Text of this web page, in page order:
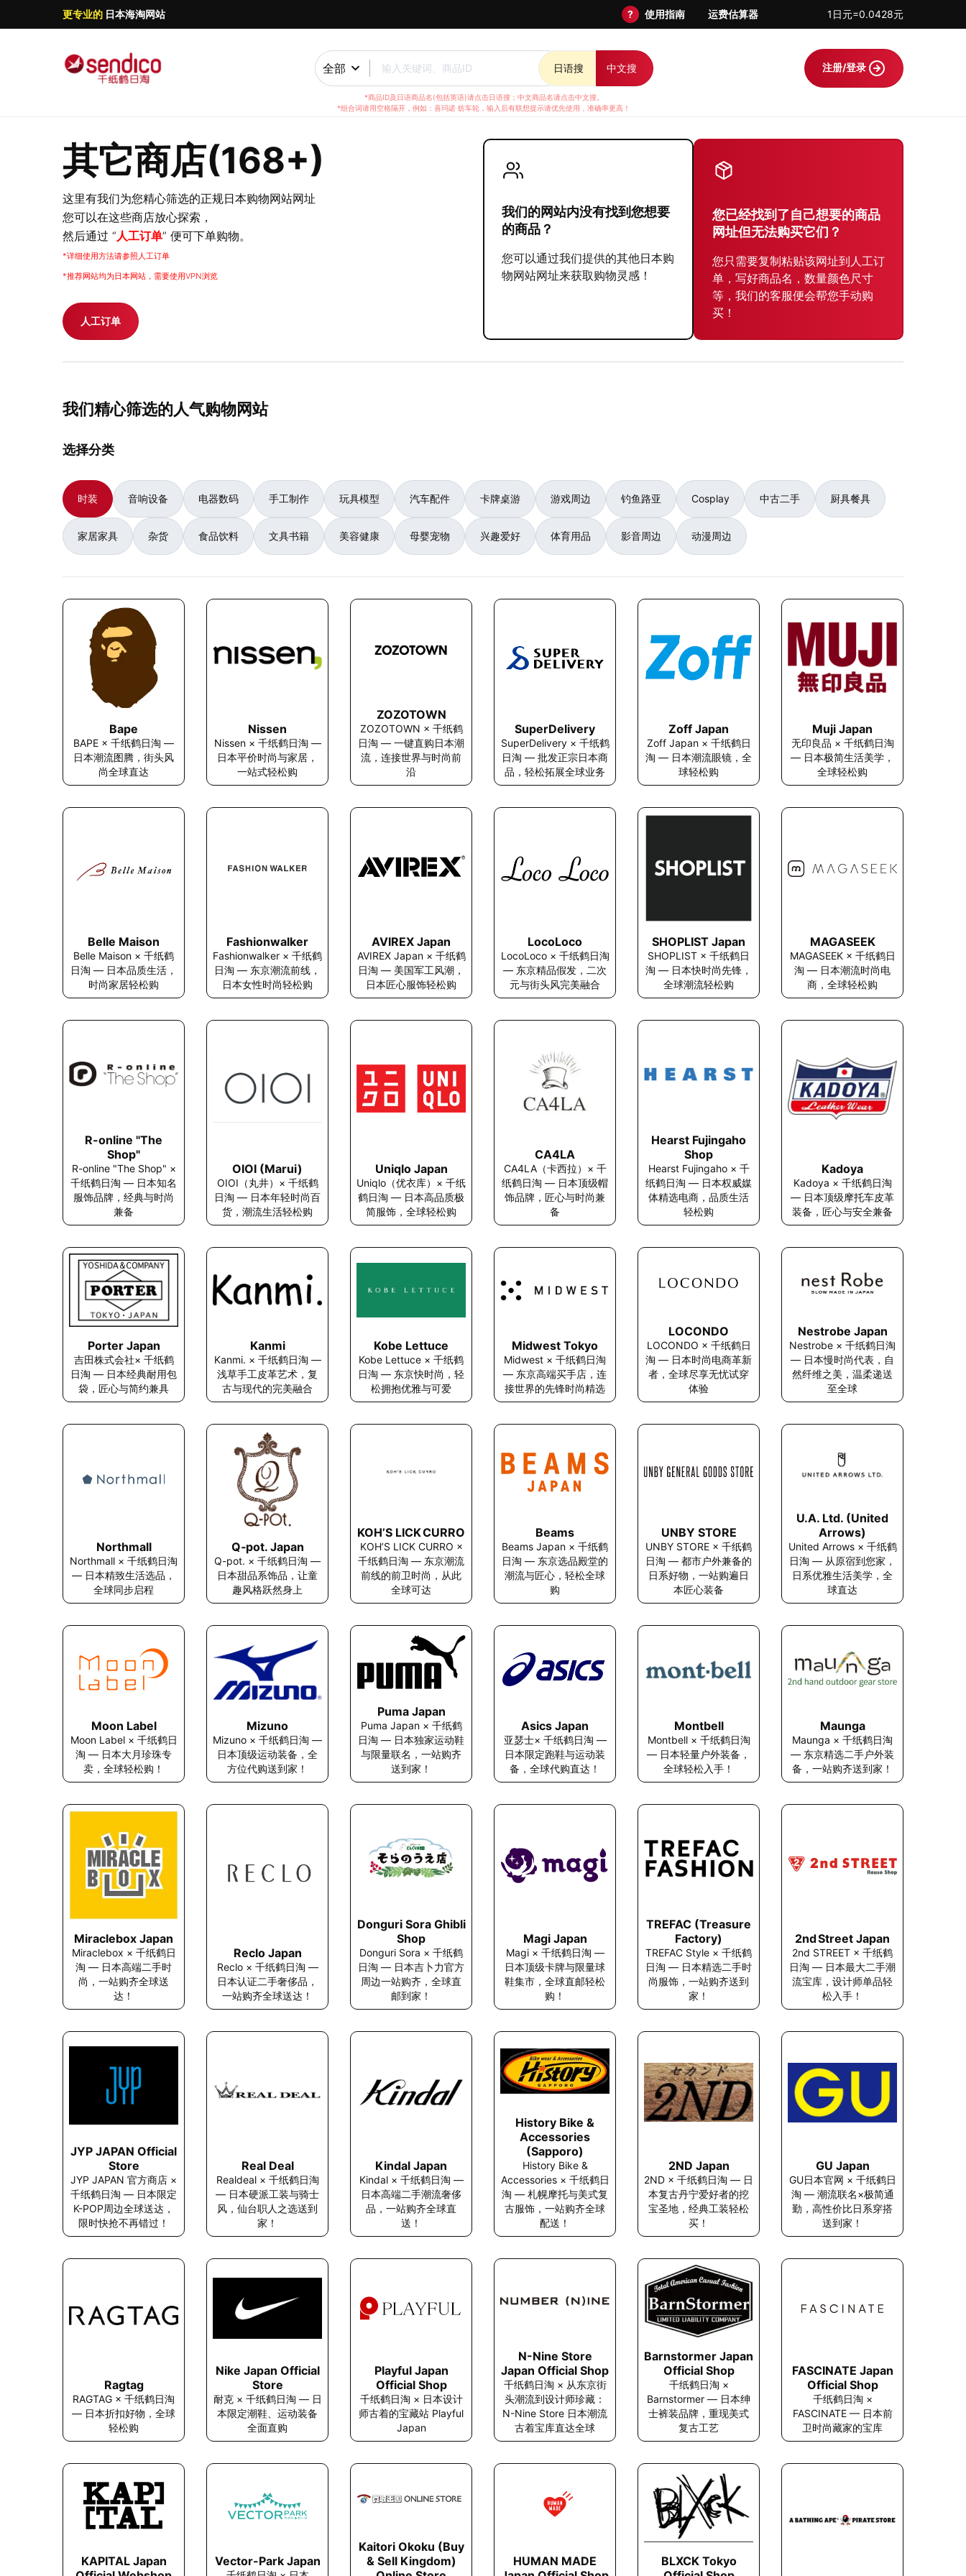
更专业的 日本海淘网站 ? 使用指南 运费估算器 1日元=0.0428元
全部 输入关键词、商品ID 日语搜 中文搜
*商品ID及日语商品名(包括英语)请点击日语搜；中文商品名请点击中文搜。
*组合词请用空格隔开，例如：喜玛诺 纺车轮，输入后有联想提示请优先使用，准确率更高！
注册/登录
其它商店(168+)
这里有我们为您精心筛选的正规日本购物网站网址
您可以在这些商店放心探索，
然后通过 “人工订单” 便可下单购物。
*详细使用方法请参照人工订单
*推荐网站均为日本网站，需要使用VPN浏览
人工订单
我们的网站内没有找到您想要
的商品？
您可以通过我们提供的其他日本购
物网站网址来获取购物灵感！
您已经找到了自己想要的商品
网址但无法购买它们？
您只需要复制粘贴该网址到人工订
单，写好商品名，数量颜色尺寸
等，我们的客服便会帮您手动购
买！
我们精心筛选的人气购物网站
选择分类
时装 音响设备 电器数码 手工制作 玩具模型 汽车配件 卡牌桌游 游戏周边 钓鱼路亚 Cosplay 中古二手 厨具餐具
家居家具 杂货 食品饮料 文具书籍 美容健康 母婴宠物 兴趣爱好 体育用品 影音周边 动漫周边
Bape
BAPE × 千纸鹤日淘 —
日本潮流图腾，街头风
尚全球直达
Nissen
Nissen × 千纸鹤日淘 —
日本平价时尚与家居，
一站式轻松购
ZOZOTOWN
ZOZOTOWN × 千纸鹤
日淘 — 一键直购日本潮
流，连接世界与时尚前
沿
SuperDelivery
SuperDelivery × 千纸鹤
日淘 — 批发正宗日本商
品，轻松拓展全球业务
Zoff Japan
Zoff Japan × 千纸鹤日
淘 — 日本潮流眼镜，全
球轻松购
Muji Japan
无印良品 × 千纸鹤日淘
— 日本极简生活美学，
全球轻松购
Belle Maison
Belle Maison × 千纸鹤
日淘 — 日本品质生活，
时尚家居轻松购
Fashionwalker
Fashionwalker × 千纸鹤
日淘 — 东京潮流前线，
日本女性时尚轻松购
AVIREX Japan
AVIREX Japan × 千纸鹤
日淘 — 美国军工风潮，
日本匠心服饰轻松购
LocoLoco
LocoLoco × 千纸鹤日淘
— 东京精品假发，二次
元与街头风完美融合
SHOPLIST Japan
SHOPLIST × 千纸鹤日
淘 — 日本快时尚先锋，
全球潮流轻松购
MAGASEEK
MAGASEEK × 千纸鹤日
淘 — 日本潮流时尚电
商，全球轻松购
R-online "The
Shop"
R-online "The Shop" ×
千纸鹤日淘 — 日本知名
服饰品牌，经典与时尚
兼备
OIOI (Marui)
OIOI（丸井）× 千纸鹤
日淘 — 日本年轻时尚百
货，潮流生活轻松购
Uniqlo Japan
Uniqlo（优衣库）× 千纸
鹤日淘 — 日本高品质极
简服饰，全球轻松购
CA4LA
CA4LA（卡西拉）× 千
纸鹤日淘 — 日本顶级帽
饰品牌，匠心与时尚兼
备
Hearst Fujingaho
Shop
Hearst Fujingaho × 千
纸鹤日淘 — 日本权威媒
体精选电商，品质生活
轻松购
Kadoya
Kadoya × 千纸鹤日淘
— 日本顶级摩托车皮革
装备，匠心与安全兼备
Porter Japan
吉田株式会社× 千纸鹤
日淘 — 日本经典耐用包
袋，匠心与简约兼具
Kanmi
Kanmi. × 千纸鹤日淘 —
浅草手工皮革艺术，复
古与现代的完美融合
Kobe Lettuce
Kobe Lettuce × 千纸鹤
日淘 — 东京快时尚，轻
松拥抱优雅与可爱
Midwest Tokyo
Midwest × 千纸鹤日淘
— 东京高端买手店，连
接世界的先锋时尚精选
LOCONDO
LOCONDO × 千纸鹤日
淘 — 日本时尚电商革新
者，全球尽享无忧试穿
体验
Nestrobe Japan
Nestrobe × 千纸鹤日淘
— 日本慢时尚代表，自
然纤维之美，温柔递送
至全球
Northmall
Northmall × 千纸鹤日淘
— 日本精致生活选品，
全球同步启程
Q‑pot. Japan
Q-pot. × 千纸鹤日淘 —
日本甜品系饰品，让童
趣风格跃然身上
KOH’S LICK CURRO
KOH’S LICK CURRO ×
千纸鹤日淘 — 东京潮流
前线的前卫时尚，从此
全球可达
Beams
Beams Japan × 千纸鹤
日淘 — 东京选品殿堂的
潮流与匠心，轻松全球
购
UNBY STORE
UNBY STORE × 千纸鹤
日淘 — 都市户外兼备的
日系好物，一站购遍日
本匠心装备
U.A. Ltd. (United
Arrows)
United Arrows × 千纸鹤
日淘 — 从原宿到您家，
日系优雅生活美学，全
球直达
Moon Label
Moon Label × 千纸鹤日
淘 — 日本大月珍珠专
卖，全球轻松购！
Mizuno
Mizuno × 千纸鹤日淘 —
日本顶级运动装备，全
方位代购送到家！
Puma Japan
Puma Japan × 千纸鹤
日淘 — 日本独家运动鞋
与限量联名，一站购齐
送到家！
Asics Japan
亚瑟士× 千纸鹤日淘 —
日本限定跑鞋与运动装
备，全球代购直达！
Montbell
Montbell × 千纸鹤日淘
— 日本轻量户外装备，
全球轻松入手！
Maunga
Maunga × 千纸鹤日淘
— 东京精选二手户外装
备，一站购齐送到家！
Miraclebox Japan
Miraclebox × 千纸鹤日
淘 — 日本高端二手时
尚，一站购齐全球送
达！
Reclo Japan
Reclo × 千纸鹤日淘 —
日本认证二手奢侈品，
一站购齐全球送达！
Donguri Sora Ghibli
Shop
Donguri Sora × 千纸鹤
日淘 — 日本吉卜力官方
周边一站购齐，全球直
邮到家！
Magi Japan
Magi × 千纸鹤日淘 —
日本顶级卡牌与限量球
鞋集市，全球直邮轻松
购！
TREFAC (Treasure
Factory)
TREFAC Style × 千纸鹤
日淘 — 日本精选二手时
尚服饰，一站购齐送到
家！
2nd Street Japan
2nd STREET × 千纸鹤
日淘 — 日本最大二手潮
流宝库，设计师单品轻
松入手！
JYP JAPAN Official
Store
JYP JAPAN 官方商店 ×
千纸鹤日淘 — 日本限定
K-POP周边全球送达，
限时快抢不再错过！
Real Deal
Realdeal × 千纸鹤日淘
— 日本硬派工装与骑士
风，仙台职人之选送到
家！
Kindal Japan
Kindal × 千纸鹤日淘 —
日本高端二手潮流奢侈
品，一站购齐全球直
送！
History Bike &
Accessories
(Sapporo)
History Bike &
Accessories × 千纸鹤日
淘 — 札幌摩托与美式复
古服饰，一站购齐全球
配送！
2ND Japan
2ND × 千纸鹤日淘 — 日
本复古丹宁爱好者的挖
宝圣地，经典工装轻松
买！
GU Japan
GU日本官网 × 千纸鹤日
淘 — 潮流联名×极简通
勤，高性价比日系穿搭
送到家！
Ragtag
RAGTAG × 千纸鹤日淘
— 日本折扣好物，全球
轻松购
Nike Japan Official
Store
耐克 × 千纸鹤日淘 — 日
本限定潮鞋、运动装备
全面直购
Playful Japan
Official Shop
千纸鹤日淘 × 日本设计
师古着的宝藏站 Playful
Japan
N-Nine Store
Japan Official Shop
千纸鹤日淘 × 从东京街
头潮流到设计师珍藏：
N-Nine Store 日本潮流
古着宝库直达全球
Barnstormer Japan
Official Shop
千纸鹤日淘 ×
Barnstormer — 日本绅
士裤装品牌，重现美式
复古工艺
FASCINATE Japan
Official Shop
千纸鹤日淘 ×
FASCINATE — 日本前
卫时尚藏家的宝库
KAPITAL Japan
Vector-Park Japan
Kaitori Okoku (Buy
& Sell Kingdom)
HUMAN MADE
BLXCK Tokyo